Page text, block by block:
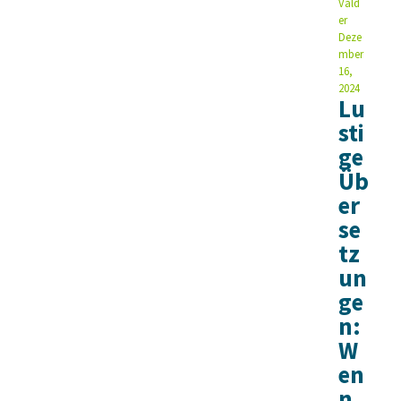
Vald
er
Deze
mber
16,
2024
Lu
sti
ge
Üb
er
se
tz
un
ge
n:
W
en